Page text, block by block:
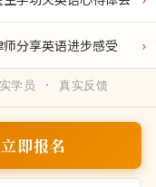
分享英语进步感受 ›
学员 · 真实反馈
立即报名